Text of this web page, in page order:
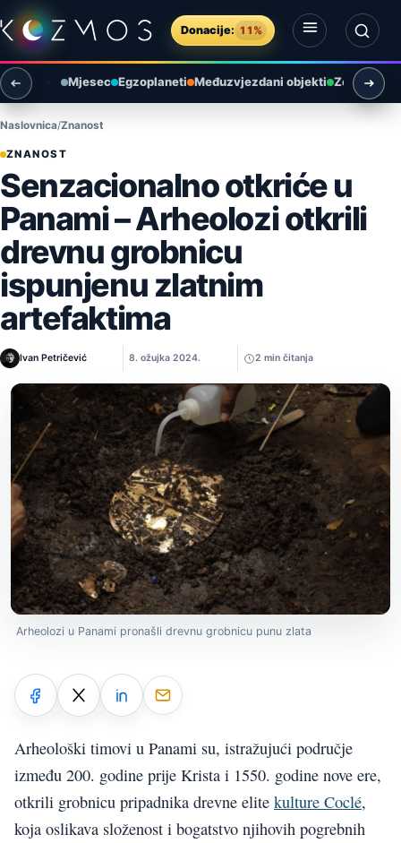
Preskoči na sadržaj
Donacije: 11%
Otvori izbornik
Otvori pretragu
Mjesec Egzoplaneti Međuzvjezdani objekti Zemlja i
Naslovnica Znanost
ZNANOST
Senzacionalno otkriće u
Panami – Arheolozi otkrili
drevnu grobnicu
ispunjenu zlatnim
artefaktima
Ivan Petričević 8. ožujka 2024. 2 min čitanja
Arheolozi u Panami pronašli drevnu grobnicu punu zlata
Arheološki timovi u Panami su, istražujući područje
između 200. godine prije Krista i 1550. godine nove ere,
otkrili grobnicu pripadnika drevne elite kulture Coclé,
koja oslikava složenost i bogatstvo njihovih pogrebnih